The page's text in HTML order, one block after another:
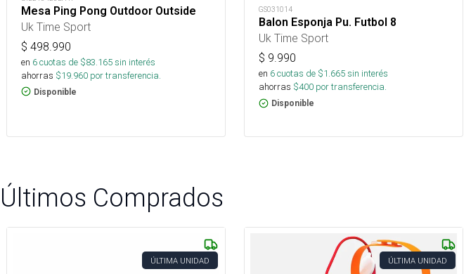
Mesa Ping Pong Outdoor Outside
Uk Time Sport
$ 498.990
en 6cuotas de $83.165sin interés
ahorras $19.960 por transferencia.
Disponible
GS031014
Balon Esponja Pu. Futbol 8
Uk Time Sport
$ 9.990
en 6cuotas de $1.665sin interés
ahorras $400 por transferencia.
Disponible
Últimos Comprados
ÚLTIMA UNIDAD ÚLTIMA UNIDAD